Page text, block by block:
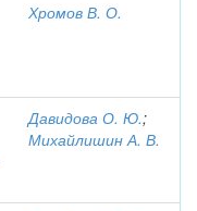
Хромов В. О.
Давидова О. Ю.;
Михайлишин А. В.